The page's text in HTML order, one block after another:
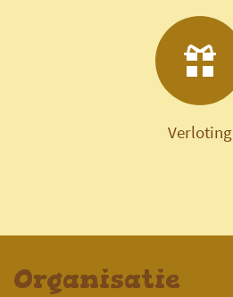
Verloting
Organisatie